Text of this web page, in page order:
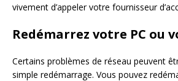
vivement d’appeler votre fournisseur
Redémarrez votre PC ou
Certains problèmes de réseau peuvent
simple redémarrage. Vous pouvez